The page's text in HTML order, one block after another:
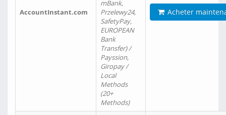
AccountInstant.com
mBank,
Przelewy24,
SafetyPay,
EUROPEAN
Bank
Transfer) /
Payssion,
Giropay /
Local
Methods
(20+
Methods)
Acheter